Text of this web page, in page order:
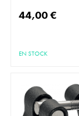
44,00 €
EN STOCK